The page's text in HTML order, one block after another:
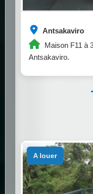
Antsakaviro
Maison F11 à
Antsakaviro.
a louer